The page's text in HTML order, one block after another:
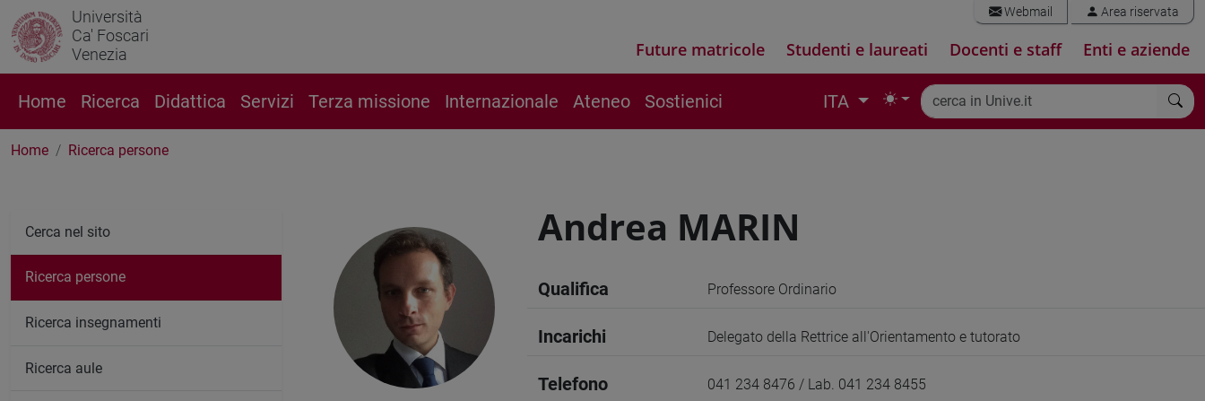
Università
Ca' Foscari
Venezia
Webmail Area riservata
Future matricole Studenti e laureati Docenti e staff Enti e aziende
Home Ricerca Didattica Servizi Terza missione Internazionale Ateneo Sostienici ITA
Home Ricerca persone
Andrea MARIN
Qualifica Professore Ordinario
Incarichi Delegato della Rettrice all'Orientamento e tutorato
Telefono 041 234 8476 / Lab. 041 234 8455
Cerca nel sito
Ricerca persone
Ricerca insegnamenti
Ricerca aule